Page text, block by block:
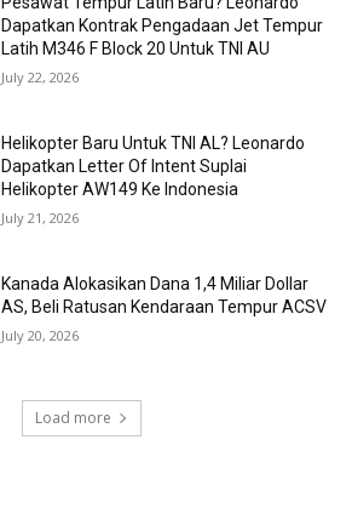
Dapatkan Kontrak Pengadaan Jet Tempur
Latih M346 F Block 20 Untuk TNI AU
July 22, 2026
Helikopter Baru Untuk TNI AL? Leonardo
Dapatkan Letter Of Intent Suplai
Helikopter AW149 Ke Indonesia
July 21, 2026
Kanada Alokasikan Dana 1,4 Miliar Dollar
AS, Beli Ratusan Kendaraan Tempur ACSV
July 20, 2026
Load more